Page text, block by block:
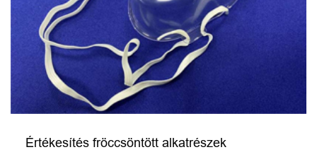
Értékesítés fröccsöntött alkatrészek